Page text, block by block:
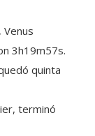
Venus
3h19m57s.
quinta
terminó